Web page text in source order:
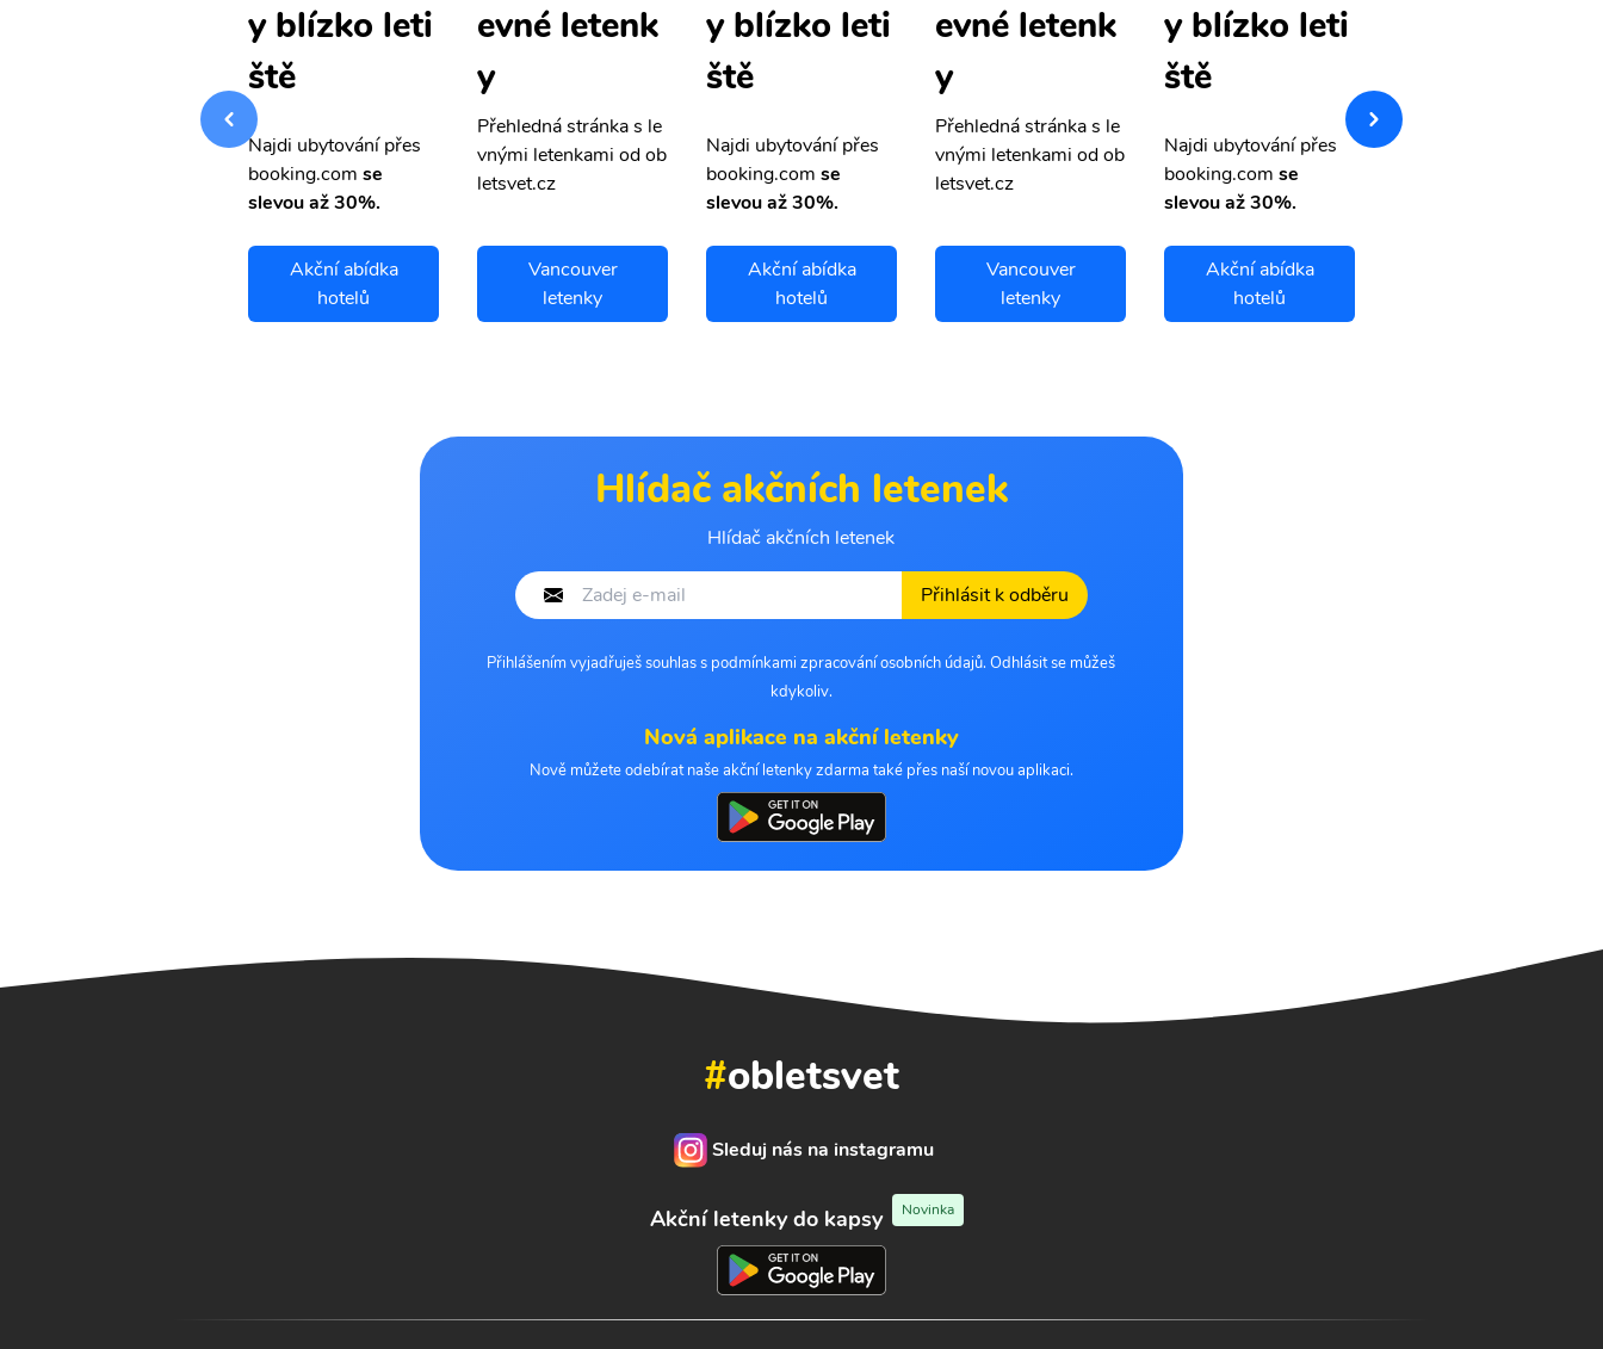
Přehledná stránka s le
y blízko leti
ště
Najdi ubytování přes
booking.com se
slevou až 30%.
Akční abídka
hotelů
evné letenk
y
Přehledná stránka s le
vnými letenkami od ob
letsvet.cz
Vancouver
letenky
y blízko leti
ště
Najdi ubytování přes
booking.com se
slevou až 30%.
Akční abídka
hotelů
evné letenk
y
Přehledná stránka s le
vnými letenkami od ob
letsvet.cz
Vancouver
letenky
y blízko leti
ště
Najdi ubytování přes
booking.com se
slevou až 30%.
Akční abídka
hotelů
Přehledná stránka s le
Hlídač akčních letenek
Hlídač akčních letenek
Přihlásit k odběru
Přihlášením vyjadřuješ souhlas s podmínkami zpracování osobních údajů. Odhlásit se můžeš
kdykoliv.
Nová aplikace na akční letenky
Nově můžete odebírat naše akční letenky zdarma také přes naší novou aplikaci.
#obletsvet
Sleduj nás na instagramu
Akční letenky do kapsy Novinka